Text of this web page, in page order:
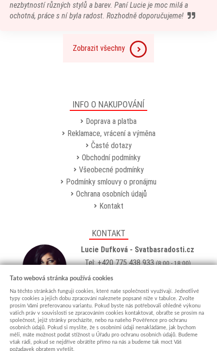
nezbytností různých stylů a barev. Paní Lucie je moc milá a
ochotná, práce s ní byla radost. Rozhodně doporučujeme!
Zobrazit všechny
INFO O NAKUPOVÁNÍ
Doprava a platba
Reklamace, vrácení a výměna
Časté dotazy
Obchodní podmínky
Všeobecné podmínky
Podmínky smlouvy o pronájmu
Ochrana osobních údajů
Kontakt
KONTAKT
Lucie Dufková - Svatbasradosti.cz
Tel: +420 775 438 933(8:00 - 18:00)
Email:
Showroom
Jungmannova 627, Kyjov 69701
Po-Pá: po domluvě (více info)
Tato webová stránka používá cookies
Na těchto stránkách fungují cookies, které naše společnosti využívají. Jednotlivé
typy cookies a jejich dobu zpracování naleznete popsané níže v tabulce. Zvolte
prosím Vámi preferovanou variantu. Pokud byste nás potřebovali ohledně výkonu
vašich práv v souvislosti se zpracováním cookies kontaktovat, obraťte se prosím na
společnost, jejíž stránky procházíte, nebo na našeho Pověřence pro ochranu
osobních údajů. Pokud si myslíte, že s osobními údaji nenakládáme, jak bychom
měli, máte možnost podat stížnost u Úřadu pro ochranu osobních údajů. Budeme
však rádi, pokud se nejdříve obrátíte přímo na nás a budeme tak moct Váš
požadavek obratem vyřešit.